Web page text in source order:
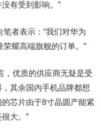
有受到影响。”
者表示：“我们对华为
耀高端旗舰的订单。”
优质的供应商无疑是受
其余国内手机品牌都想
芯片由于8寸晶圆产能紧
大。”